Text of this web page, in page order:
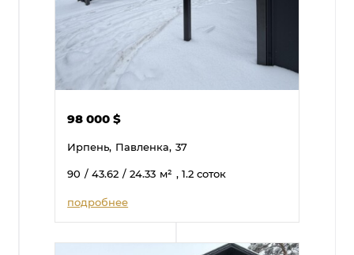
98 000$
Ирпень, Павленка, 37
90 / 43.62 / 24.33 м² , 1.2 соток
подробнее